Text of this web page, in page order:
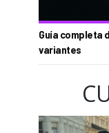
Guía completa
variantes